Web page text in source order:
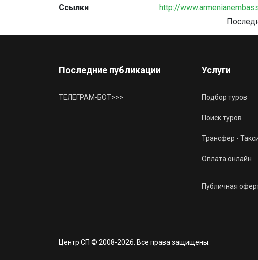
Ссылки
http://
Последние публикации
ТЕЛЕГРАМ-БОТ>>>
Услуги
Подбор туров
Поиск туров
Трансфер -
Оплата онлайн
Публичная
Центр СП © 2008-2026. Все права защищены.